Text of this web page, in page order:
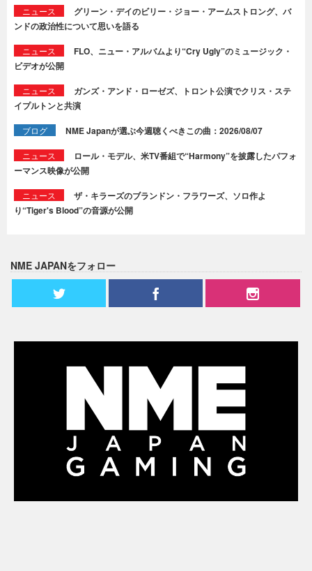
ニュース
グリーン・デイのビリー・ジョー・アームストロング、バ
ンドの政治性について思いを語る
ニュース
FLO、ニュー・アルバムより“Cry Ugly”のミュージック・
ビデオが公開
ニュース
ガンズ・アンド・ローゼズ、トロント公演でクリス・ステ
イプルトンと共演
ブログ NME Japanが選ぶ今週聴くべきこの曲：2026/08/07
ニュース
ロール・モデル、米TV番組で“Harmony”を披露したパフォ
ーマンス映像が公開
ニュース
ザ・キラーズのブランドン・フラワーズ、ソロ作よ
り“Tiger's Blood”の音源が公開
NME JAPANをフォロー